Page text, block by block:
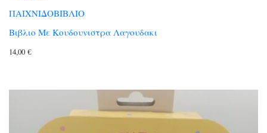
ΠΑΙΧΝΙΔΟΒΙΒΛΙΟ
Βιβλιο Με Κουδουνιστρα Λαγουδακι
14,00 €